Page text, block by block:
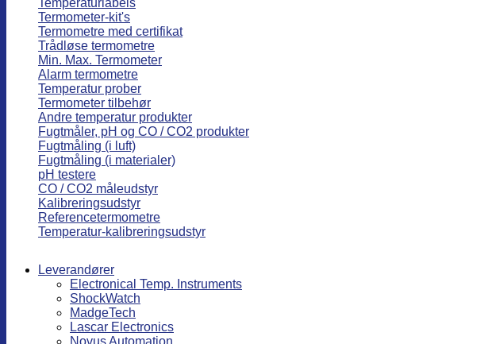
Temperaturlabels
Termometer-kit's
Termometre med certifikat
Trådløse termometre
Min. Max. Termometer
Alarm termometre
Temperatur prober
Termometer tilbehør
Andre temperatur produkter
Fugtmåler, pH og CO / CO2 produkter
Fugtmåling (i luft)
Fugtmåling (i materialer)
pH testere
CO / CO2 måleudstyr
Kalibreringsudstyr
Referencetermometre
Temperatur-kalibreringsudstyr
Leverandører
Electronical Temp. Instruments
ShockWatch
MadgeTech
Lascar Electronics
Novus Automation